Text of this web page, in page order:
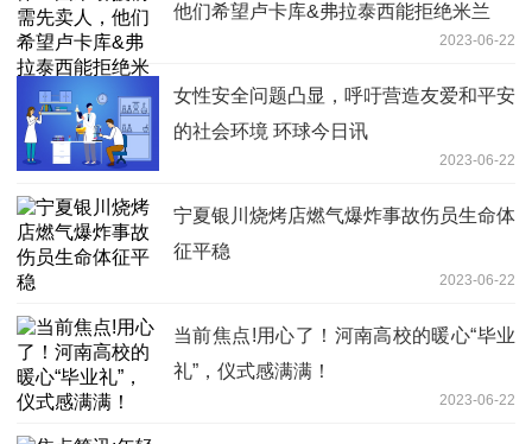
他们希望卢卡库&弗拉泰西能拒绝米兰
2023-06-22
女性安全问题凸显，呼吁营造友爱和平安
的社会环境 环球今日讯
2023-06-22
宁夏银川烧烤店燃气爆炸事故伤员生命体
征平稳
2023-06-22
当前焦点!用心了！河南高校的暖心“毕业
礼”，仪式感满满！
2023-06-22